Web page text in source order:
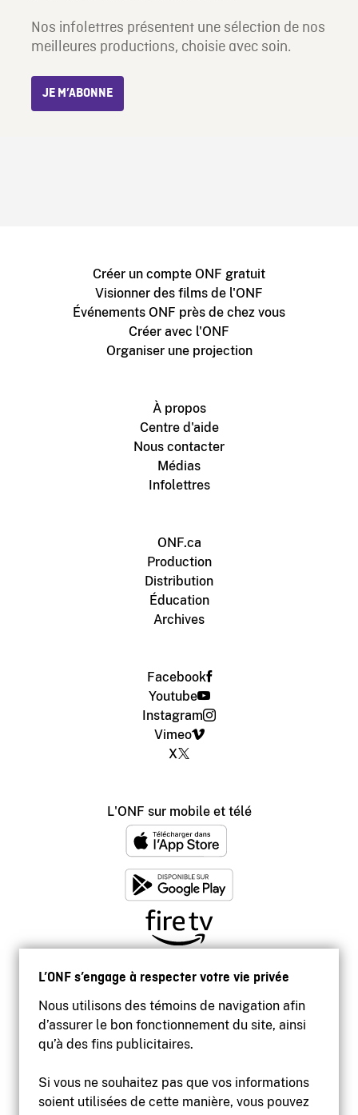
L’ONF s’engage à respecter votre vie privée
Nous utilisons des témoins de navigation afin
d’assurer le bon fonctionnement du site, ainsi
qu’à des fins publicitaires.
Si vous ne souhaitez pas que vos informations
soient utilisées de cette manière, vous pouvez
Nos infolettres présentent une sélection de nos
meilleures productions, choisie avec soin.
JE M’ABONNE
Créer un compte ONF gratuit
Visionner des films de l'ONF
Événements ONF près de chez vous
Créer avec l'ONF
Organiser une projection
À propos
Centre d'aide
Nous contacter
Médias
Infolettres
ONF.ca
Production
Distribution
Éducation
Archives
Facebook
Youtube
Instagram
Vimeo
X
L'ONF sur mobile et télé